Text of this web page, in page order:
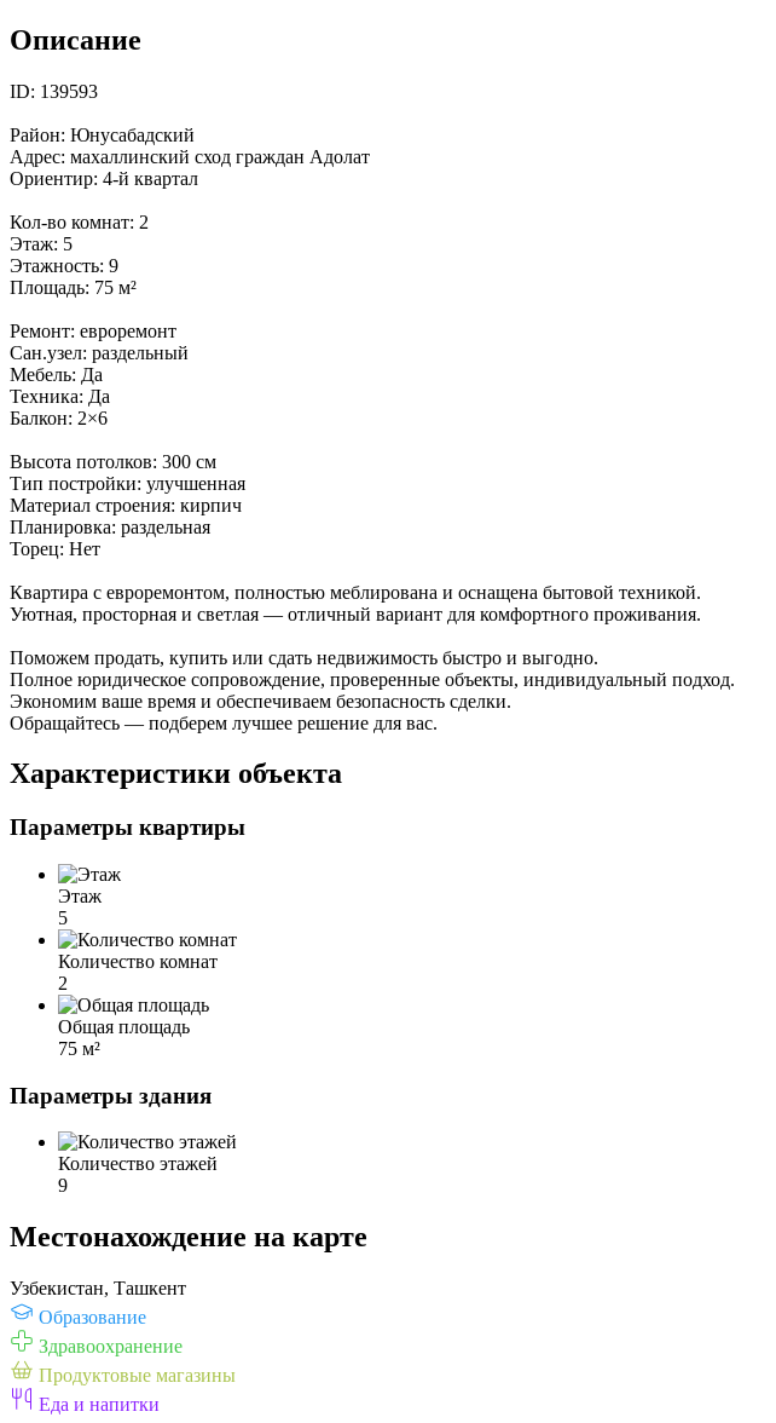
Описание
ID: 139593
Район: Юнусабадский
Адрес: махаллинский сход граждан Адолат
Ориентир: 4-й квартал
Кол-во комнат: 2
Этаж: 5
Этажность: 9
Площадь: 75 м²
Ремонт: евроремонт
Сан.узел: раздельный
Мебель: Да
Техника: Да
Балкон: 2×6
Высота потолков: 300 см
Тип постройки: улучшенная
Материал строения: кирпич
Планировка: раздельная
Торец: Нет
Квартира с евроремонтом, полностью меблирована и оснащена бытовой техникой.
Уютная, просторная и светлая — отличный вариант для комфортного проживания.
Поможем продать, купить или сдать недвижимость быстро и выгодно.
Полное юридическое сопровождение, проверенные объекты, индивидуальный подход.
Экономим ваше время и обеспечиваем безопасность сделки.
Обращайтесь — подберем лучшее решение для вас.
Характеристики объекта
Параметры квартиры
Этаж
5
Количество комнат
2
Общая площадь
75 м²
Параметры здания
Количество этажей
9
Местонахождение на карте
Узбекистан, Ташкент
Образование
Здравоохранение
Продуктовые магазины
Еда и напитки